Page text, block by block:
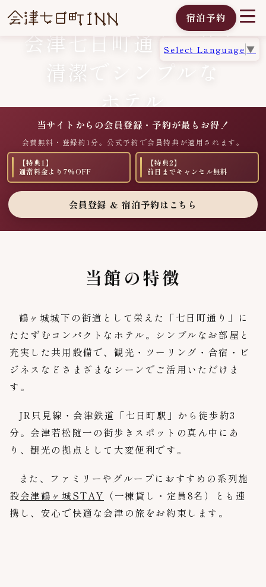
宿泊予約
Select Language ▼
会津七日町
会津七日町通りに佇む
清潔でシンプルな
ホテル
当サイトからの会員登録・予約が最もお得！
会費無料・登録約1分。公式予約で会員特典が適用されます。
【特典1】
通常料金より7%OFF
【特典2】
前日までキャンセル無料
会員登録 ＆ 宿泊予約はこちら
当館の特徴
鶴ヶ城城下の街道として栄えた「七日町通り」に
たたずむコンパクトなホテル。シンプルなお部屋と
充実した共用設備で、観光・ツーリング・合宿・ビ
ジネスなどさまざまなシーンでご活用いただけま
す。
JR只見線・会津鉄道「七日町駅」から徒歩約3
分。会津若松随一の街歩きスポットの真ん中にあ
り、観光の拠点として大変便利です。
また、ファミリーやグループにおすすめの系列施
設会津鶴ヶ城STAY （一棟貸し・定員8名）とも連
携し、安心で快適な会津の旅をお約束します。